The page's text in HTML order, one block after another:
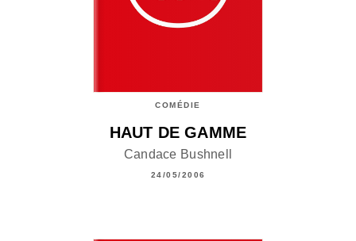
COMÉDIE
HAUT DE GAMME
Candace Bushnell
24/05/2006